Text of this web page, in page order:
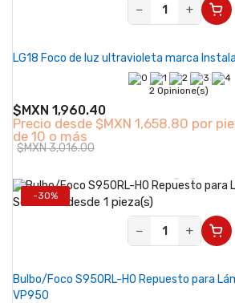
−
+
LG18 Foco de luz ultravioleta marca
2 Opinione(s)
$MXN 1,960.40
Precio desde $MXN 1,658.80 por
de 10 o más
$MXN 3,016.00
-30%
Se vende desde 1 pieza(s)
−
+
Bulbo/Foco S950RL-HO Repuesto para
VP950